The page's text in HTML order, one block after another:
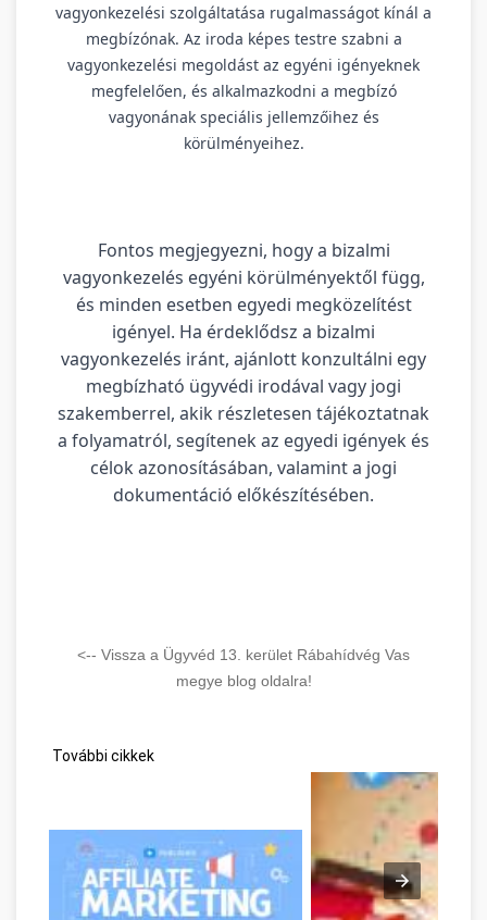
vagyonkezelési szolgáltatása rugalmasságot kínál a
megbízónak. Az iroda képes testre szabni a
vagyonkezelési megoldást az egyéni igényeknek
megfelelően, és alkalmazkodni a megbízó
vagyonának speciális jellemzőihez és
körülményeihez.
Fontos megjegyezni, hogy a bizalmi
vagyonkezelés egyéni körülményektől függ,
és minden esetben egyedi megközelítést
igényel. Ha érdeklődsz a bizalmi
vagyonkezelés iránt, ajánlott konzultálni egy
megbízható ügyvédi irodával vagy jogi
szakemberrel, akik részletesen tájékoztatnak
a folyamatról, segítenek az egyedi igények és
célok azonosításában, valamint a jogi
dokumentáció előkészítésében.
<-- Vissza a Ügyvéd 13. kerület Rábahídvég Vas
megye blog oldalra!
További cikkek